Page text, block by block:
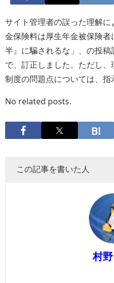
サイト管理者の誤った理解
金保険料は厚生年金被保険
半』に騙されるな」、の投
で、訂正しました。ただし
制度の問題点については、指
No related posts.
この記事を書いた人
村